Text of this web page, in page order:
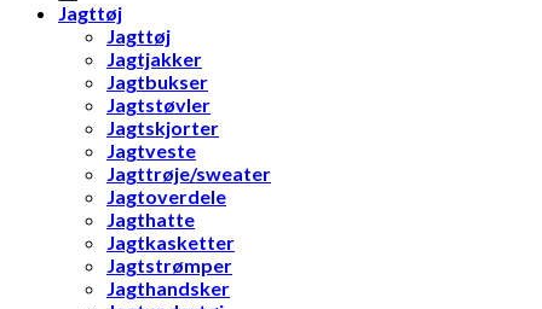
Jagttøj
Jagttøj
Jagtjakker
Jagtbukser
Jagtstøvler
Jagtskjorter
Jagtveste
Jagttrøje/sweater
Jagtoverdele
Jagthatte
Jagtkasketter
Jagtstrømper
Jagthandsker